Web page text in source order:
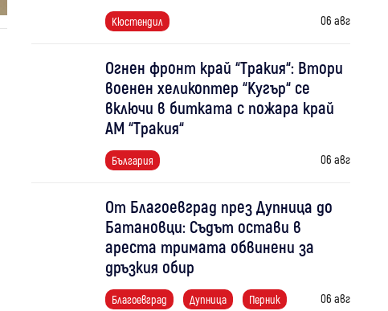
Кюстендил 06 авг
Огнен фронт край “Тракия“: Втори
военен хеликоптер “Кугър“ се
включи в битката с пожара край
АМ “Тракия“
България 06 авг
От Благоевград през Дупница до
Батановци: Съдът остави в
ареста тримата обвинени за
дръзкия обир
Благоевград Дупница Перник 06 авг